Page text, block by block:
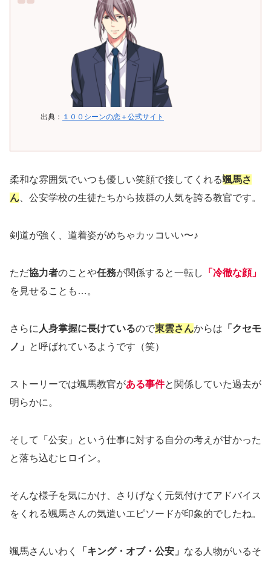
出典： １００シーンの恋＋公式サイト
柔和な雰囲気でいつも優しい笑顔で接してくれる颯馬さ
ん 、公安学校の生徒たちから抜群の人気を誇る教官です。
剣道が強く、道着姿がめちゃカッコいい〜♪
ただ協力者のことや任務が関係すると一転し
「冷徹な顔」
を見せることも…。
さらに 人身掌握に長けているので東雲さんからは 「クセモ
ノ」
と呼ばれているようです（笑）
ストーリーでは颯馬教官がある事件と関係していた過去が
明らかに。
そして「公安」という仕事に対する自分の考えが甘かった
と落ち込むヒロイン。
そんな様子を気にかけ、さりげなく元気付けてアドバイス
をくれる颯馬さんの気遣いエピソードが印象的でしたね。
颯馬さんいわく 「キング・オブ・公安」 なる人物がいるそ